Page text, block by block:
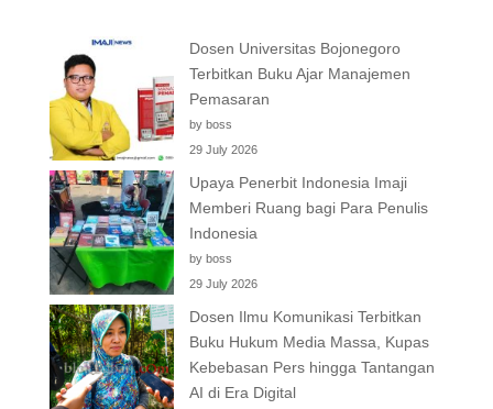
Dosen Universitas Bojonegoro
Terbitkan Buku Ajar Manajemen
Pemasaran
by boss
29 July 2026
Upaya Penerbit Indonesia Imaji
Memberi Ruang bagi Para Penulis
Indonesia
by boss
29 July 2026
Dosen Ilmu Komunikasi Terbitkan
Buku Hukum Media Massa, Kupas
Kebebasan Pers hingga Tantangan
AI di Era Digital